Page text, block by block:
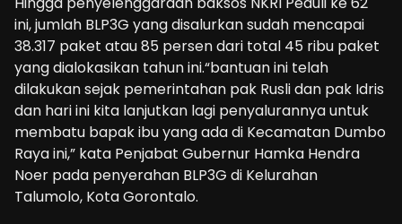
ini, jumlah BLP3G yang disalurkan sudah mencapai
38.317 paket atau 85 persen dari total 45 ribu paket
yang dialokasikan tahun ini.“bantuan ini telah
dilakukan sejak pemerintahan pak Rusli dan pak Idris
dan hari ini kita lanjutkan lagi penyalurannya untuk
membatu bapak ibu yang ada di Kecamatan Dumbo
Raya ini,” kata Penjabat Gubernur Hamka Hendra
Noer pada penyerahan BLP3G di Kelurahan
Talumolo, Kota Gorontalo.